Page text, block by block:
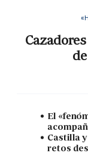
El
Castilla
retos